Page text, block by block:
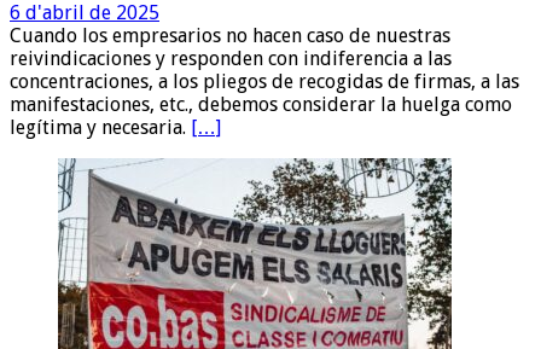
6 d'abril de 2025
Cuando los empresarios no hacen caso de nuestras
reivindicaciones y responden con indiferencia a las
concentraciones, a los pliegos de recogidas de firmas, a las
manifestaciones, etc., debemos considerar la huelga como
legítima y necesaria. […]